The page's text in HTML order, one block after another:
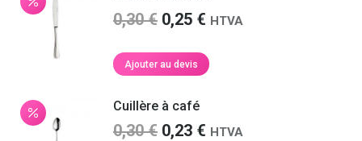
0,30€ Le
initial
0,30 €.
0,25 € Le
actuel
HTVA
Ajouter au devis
Cuillère à café
0,30€ Le
0,23 € Le
HTVA